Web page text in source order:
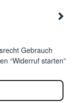
Gebrauch
“Widerruf starten”